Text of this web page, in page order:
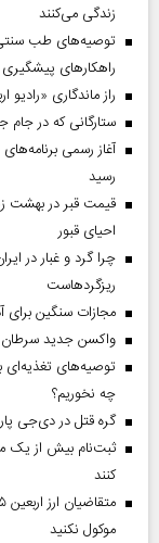
زندگی می‌کنند
توصیه‌های طب سنتی
راهکارهای پیشگیری
راز ماندگاری
ستارگانی که در جام جهانی ۲۰۲۶
رسید
احیای قبور
چرا گرد و غبار در
ریزگردهاست
مجازات سنگین برای
واکسن جدید
چه نخوریم؟
گره قتل در دی‌جی پارتی با ۵۰ قسم
ثبت‌نام بیش از یک
کنند
موکول نکنید